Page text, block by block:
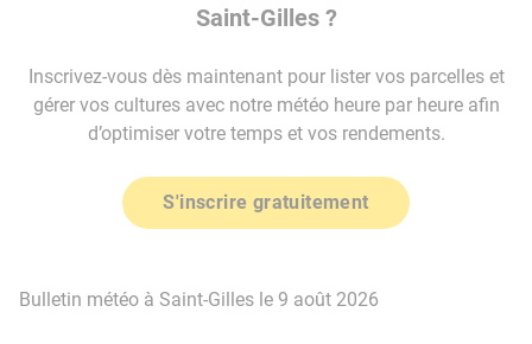
Saint-Gilles ?
Inscrivez-vous dès maintenant pour lister vos parcelles et
gérer vos cultures avec notre météo heure par heure afin
d’optimiser votre temps et vos rendements.
S'inscrire gratuitement
Bulletin météo à Saint-Gilles le 9 août 2026